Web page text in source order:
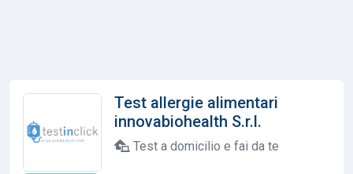
Test allergie alimentari
innovabiohealth S.r.l.
Test a domicilio e fai da te